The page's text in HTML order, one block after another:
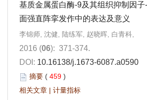
基质金属蛋白酶-9及其组织抑制因
面强直阵挛发作中的表达及意义
李锦师, 沈健, 陆练军, 赵晓晖, 白青科,
2016 (06): 371-374.
DOI: 10.16138/j.1673-6087.a0590
摘要 ( 459 )
相关文章 | 计量指标